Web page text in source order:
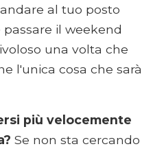
al tuo posto
il weekend
una volta che
l'unica cosa che sarà
più velocemente
Se non sta cercando